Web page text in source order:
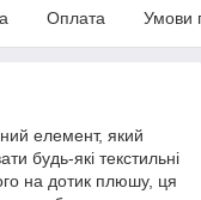
Оплата Умови
елемент, який
будь-які текстильні
на дотик плюшу, ця